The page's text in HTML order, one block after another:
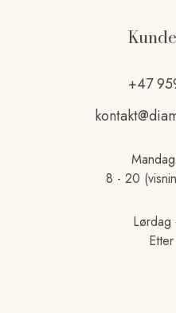
+47
8 - 20
Lørdag